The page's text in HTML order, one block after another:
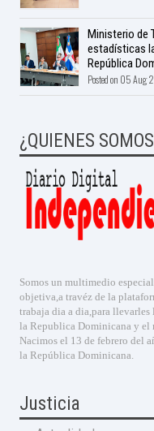
Ministerio de
estadísticas
República
Posted on 05 Aug
¿QUIENES
Somos un multimedio
objetiva,a travéz de la
trabaja dia a dia,para llevarles
la Republica Dominicana y el
Nacimos el 13 de febrero del
la República Dominicana.
Justicia